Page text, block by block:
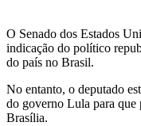
O Senado dos Estados
indicação do político
do país no Brasil.
No entanto, o deputado
do governo Lula para que
Brasília.